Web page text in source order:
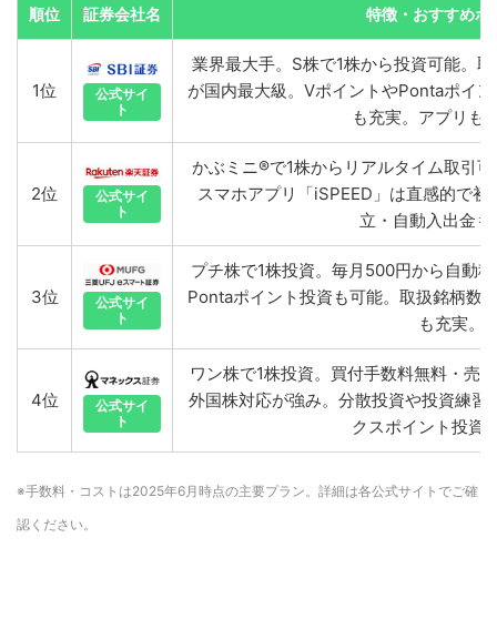
順位 証券会社名 特徴・おすすめポ
1位
公式サイ
ト
業界最大手。S株で1株から投資可能。
が国内最大級。VポイントやPontaポイ
も充実。アプリも
2位
公式サイ
ト
かぶミニ®で1株からリアルタイム取引
スマホアプリ「iSPEED」は直感的で
立・自動入出金
3位
公式サイ
ト
プチ株で1株投資。毎月500円から自動
Pontaポイント投資も可能。取扱銘柄数
も充実。
4位
公式サイ
ト
ワン株で1株投資。買付手数料無料・売
外国株対応が強み。分散投資や投資練習
クスポイント投資
※手数料・コストは2025年6月時点の主要プラン。詳細は各公式サイトでご確
認ください。